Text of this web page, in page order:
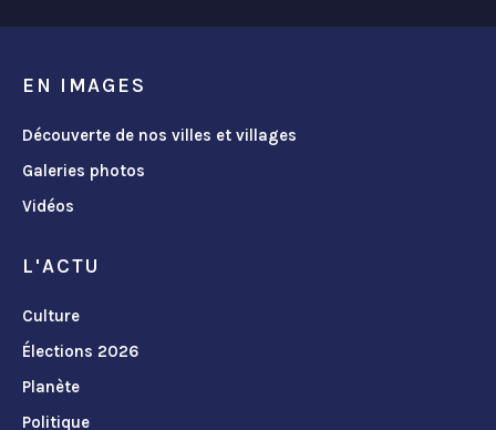
EN IMAGES
Découverte de nos villes et villages
Galeries photos
Vidéos
L'ACTU
Culture
Élections 2026
Planète
Politique